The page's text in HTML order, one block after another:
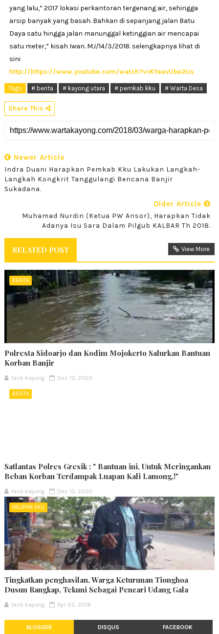
yang lalu,” 2017 lokasi perkantoran tergenang air, sehingga
arsip banyak yang basah. Bahkan di sepanjang jalan Batu
Daya satu hingga jalan manunggal ketinggian air mencapai
satu meter,” kisah Iwan. MJ/14/3/2018. selengkapnya lihat di
sini
http://https://www.youtube.com/watch?v=KYeavUbe2Us
Tags # berita # kayong utara # pemkab kku # Warta Desa
Share This
Newer Article
Indra Duani Harapkan Pemkab Kku Lakukan Langkah-
Langkah Kongkrit Tanggulangi Bencana Banjir
Sukadana.
Older Article
Muhamad Nurdin (Ketua PW Ansor), Harapkan Tidak
Adanya Isu Sara Dalam Pilgub KALBAR Th 2018.
RELATED POST View More
BERITA
Polresta Sidoarjo dan Kodim Mojokerto Salurkan Bantuan
Korban Banjir
tacb kayong Dec 13, 2020
BERITA
Satlantas Polres Gresik : " Bantuan ini, Untuk Meringankan
Beban Korban Terdampak Luapan Kali Lamong,!"
tacb kayong Dec 13, 2020
NELAYAN KKU
Tingkatkan penghasilan, Warga Keturunan Tionghoa
Dusun Rangkap, Tekuni Sebagai Pencari Udang Gala
tacb kayong Apr 02, 2018
BLOGGER DISQUS FACEBOOK